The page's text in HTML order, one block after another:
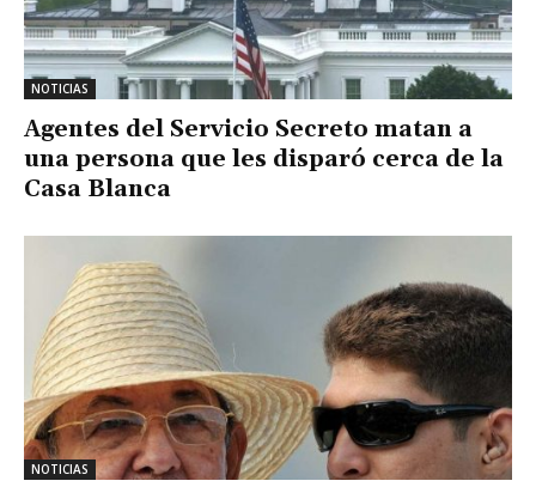
NOTICIAS
Agentes del Servicio Secreto matan a
una persona que les disparó cerca de la
Casa Blanca
NOTICIAS